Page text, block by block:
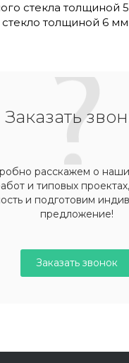
стекла толщиной
толщиной 6
Заказать
расскажем о
и типовых
и подготовим
предложение!
Заказать звонок